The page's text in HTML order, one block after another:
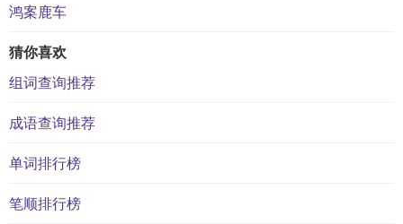
鸿案鹿车
猜你喜欢
组词查询推荐
成语查询推荐
单词排行榜
笔顺排行榜